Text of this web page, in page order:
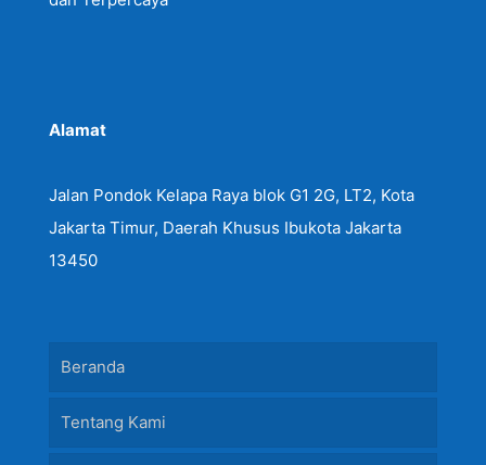
Alamat
Jalan Pondok Kelapa Raya blok G1 2G, LT2, Kota
Jakarta Timur, Daerah Khusus Ibukota Jakarta
13450
Beranda
Tentang Kami